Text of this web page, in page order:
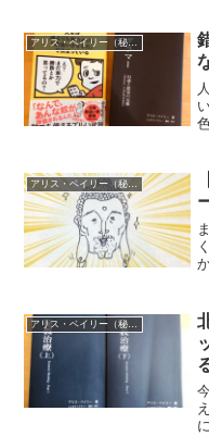
アリス・ベイリー（秘教＆神智学）